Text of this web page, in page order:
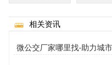
相关资讯
微公交厂家哪里找-助力城